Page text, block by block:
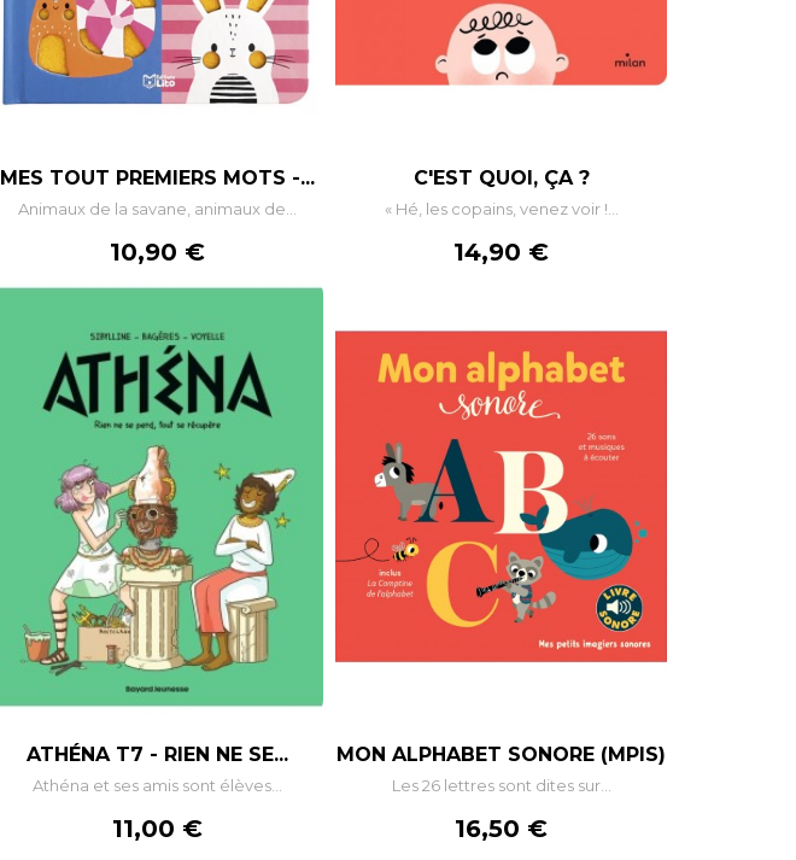
MES TOUT PREMIERS MOTS -...
Animaux de la savane, animaux de...
Prix
10,90 €
C'EST QUOI, ÇA ?
« Hé, les copains, venez voir !...
Prix
14,90 €
ATHÉNA T7 - RIEN NE SE...
Athéna et ses amis sont élèves...
Prix
11,00 €
MON ALPHABET SONORE (MPIS)
Les 26 lettres sont dites sur...
Prix
16,50 €